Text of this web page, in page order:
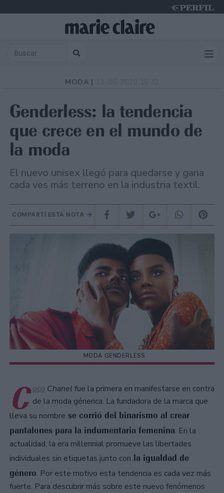
MODA |
Genderless: la tendencia
que crece en el mundo de
la moda
El nuevo unisex llegó para quedarse y gana
cada ves más terreno en la industria textil.
COMPARTÍ ESTA NOTA
MODA GENDERLESS
C oco Chanel fue la primera en manifestarse en contra
de la moda génerica. La fundadora de la marca que
lleva su nombre se corrió del binarismo al crear
pantalones para la indumentaria femenina. En la
actualidad, la era millennial promueve las libertades
individuales sin etiquetas junto con la igualdad de
género. Por este motivo esta tendencia es cada vez más
fuerte. Para descubrir más sobre este nuevo fenómenos